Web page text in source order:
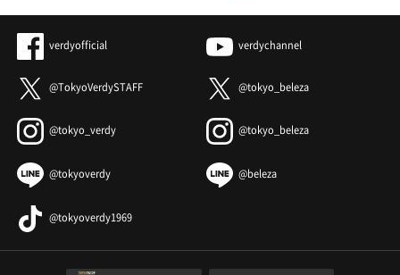
verdyofficial verdychannel
@TokyoVerdySTAFF @tokyo_beleza
@tokyo_verdy @tokyo_beleza
@tokyoverdy @beleza
@tokyoverdy1969